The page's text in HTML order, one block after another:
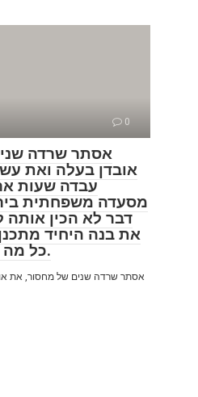
0
אסתר שרדה
אובדן בעלה ואת
עבדה שעות
מסעדה משפחתית
דבר לא הכין
את בנה היחיד
כל מה שבנתה בעמל רב.
אסתר שרדה שנים של מחסור, את